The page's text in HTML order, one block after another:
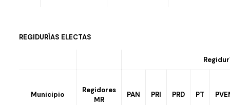
REGIDURÍAS ELECTAS
Municipio
Regidores
MR
PAN PRI PRD PT